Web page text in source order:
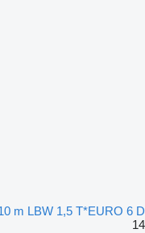
m LBW 1,5 T*EURO 6 D
14